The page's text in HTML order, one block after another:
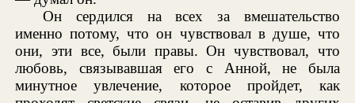
Он сердился на всех за вмешательство
именно потому, что он чувствовал в душе, что
они, эти все, были правы. Он чувствовал, что
любовь, связывавшая его с Анной, не была
минутное увлечение, которое пройдет, как